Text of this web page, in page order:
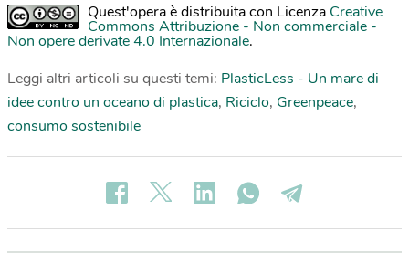
Quest'opera è distribuita con Licenza Creative
Commons Attribuzione - Non commerciale -
Non opere derivate 4.0 Internazionale.
Leggi altri articoli su questi temi: PlasticLess - Un mare di
idee contro un oceano di plastica, Riciclo, Greenpeace,
consumo sostenibile